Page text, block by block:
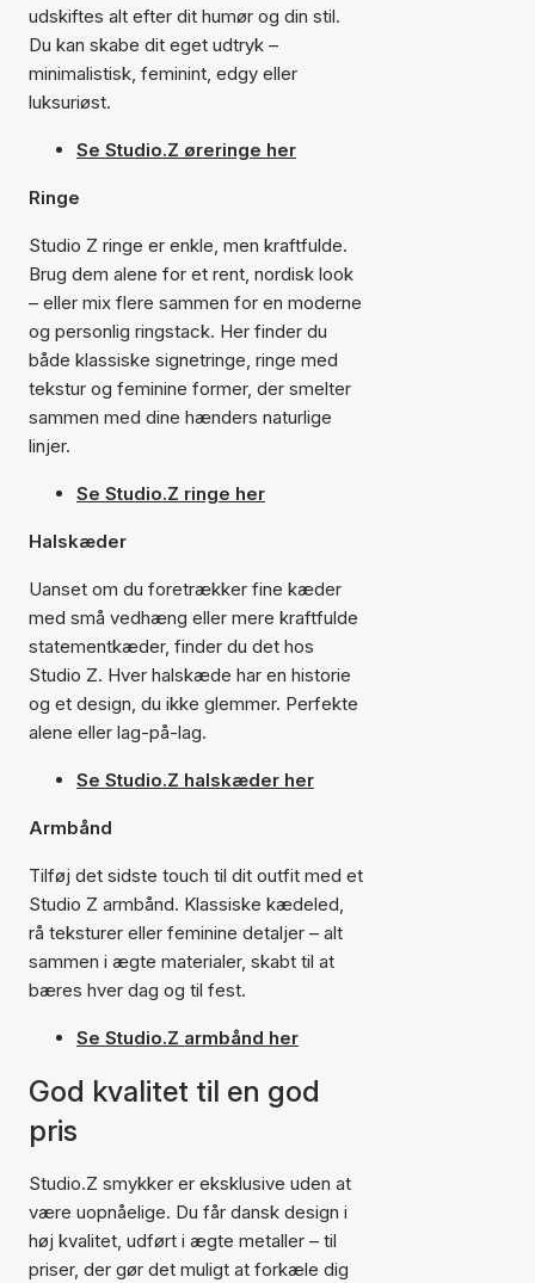
udskiftes alt efter dit humør og din stil.
Du kan skabe dit eget udtryk –
minimalistisk, feminint, edgy eller
luksuriøst.
Se Studio.Z øreringe her
Ringe
Studio Z ringe er enkle, men kraftfulde.
Brug dem alene for et rent, nordisk look
– eller mix flere sammen for en moderne
og personlig ringstack. Her finder du
både klassiske signetringe, ringe med
tekstur og feminine former, der smelter
sammen med dine hænders naturlige
linjer.
Se Studio.Z ringe her
Halskæder
Uanset om du foretrækker fine kæder
med små vedhæng eller mere kraftfulde
statementkæder, finder du det hos
Studio Z. Hver halskæde har en historie
og et design, du ikke glemmer. Perfekte
alene eller lag-på-lag.
Se Studio.Z halskæder her
Armbånd
Tilføj det sidste touch til dit outfit med et
Studio Z armbånd. Klassiske kædeled,
rå teksturer eller feminine detaljer – alt
sammen i ægte materialer, skabt til at
bæres hver dag og til fest.
Se Studio.Z armbånd her
God kvalitet til en god
pris
Studio.Z smykker er eksklusive uden at
være uopnåelige. Du får dansk design i
høj kvalitet, udført i ægte metaller – til
priser, der gør det muligt at forkæle dig